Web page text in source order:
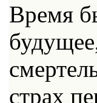
Время
страх